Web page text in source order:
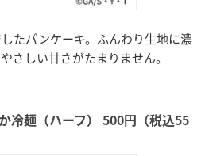
たパンケーキ。ふんわり生地に濃
さしい甘さがたまりません。
冷麺（ハーフ） 500円（税込55